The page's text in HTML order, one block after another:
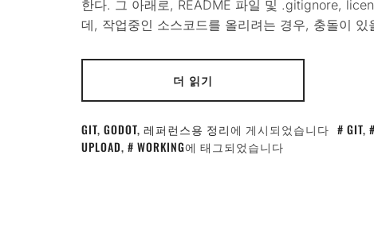
한다. 그 아래로, README 파일 및 .gitignore,
데, 작업중인 소스코드를 올리려는 경우, 충돌이
더 읽기
GIT, GODOT, 레퍼런스용 정리에 게시되었습니다 GIT,
UPLOAD, WORKING에 태그되었습니다